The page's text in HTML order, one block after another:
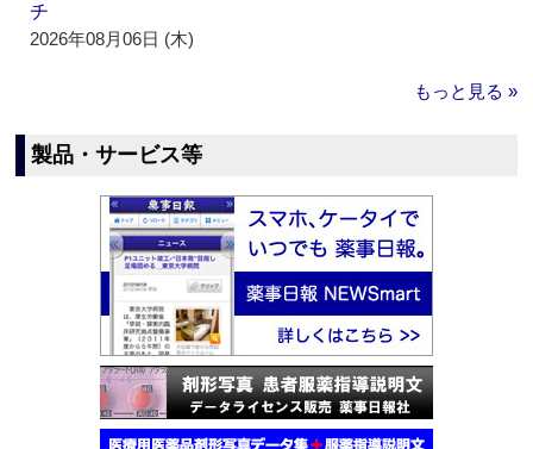
チ
2026年08月06日 (木)
もっと見る »
製品・サービス等